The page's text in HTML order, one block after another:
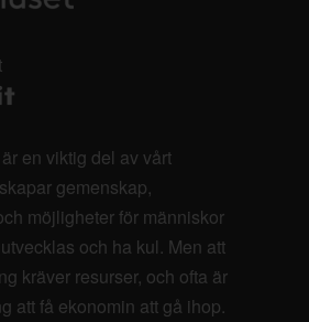
en viktig del av vårt
gemenskap,
möjligheter för människor
och ha kul. Men att
kräver resurser, och ofta är
att få ekonomin att gå ihop.